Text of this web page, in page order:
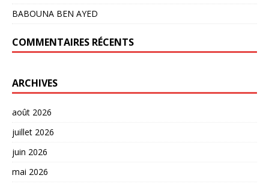
BABOUNA BEN AYED
COMMENTAIRES RÉCENTS
ARCHIVES
août 2026
juillet 2026
juin 2026
mai 2026